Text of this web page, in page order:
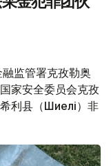
融监管署克孜勒奥
家安全委员会克孜
利县（Шиелі）非